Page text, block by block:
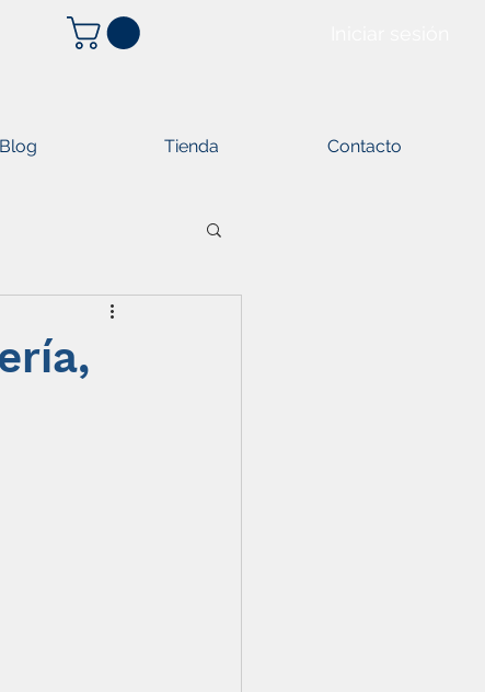
Blog Tienda Contacto